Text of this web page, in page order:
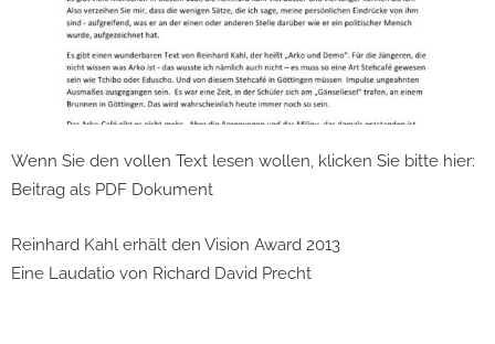
Wenn Sie den vollen Text lesen wollen, klicken Sie bitte hier:
Beitrag als PDF Dokument
Reinhard Kahl erhält den Vision Award 2013
Eine Laudatio von Richard David Precht